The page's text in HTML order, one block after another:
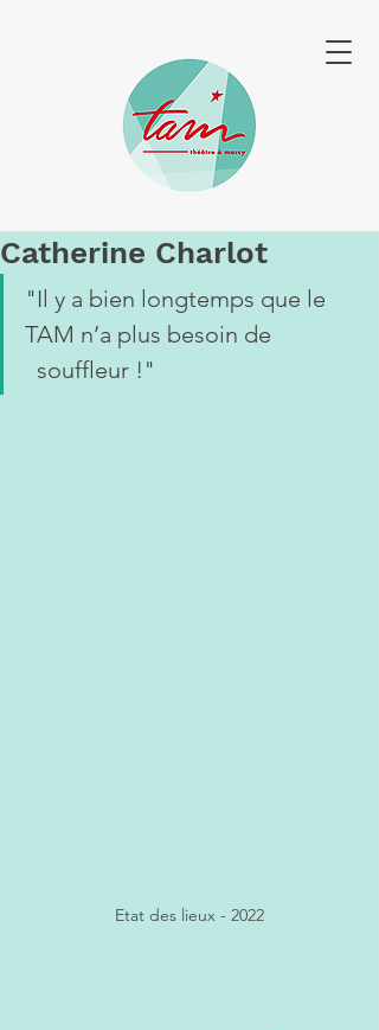
Catherine Charlot
"Il y a bien longtemps que le
TAM n’a plus besoin de
  souffleur !"
Etat des lieux - 2022